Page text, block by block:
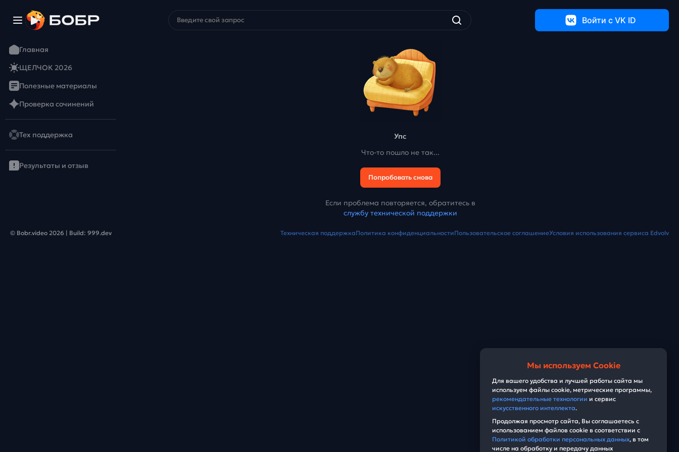
Войти c VK ID
Главная
ЩЕЛЧОК 2026
Полезные материалы
Проверка сочинений
Тех поддержка
Результаты и отзыв
Упс
Что-то пошло не так...
Попробовать снова
Если проблема повторяется, обратитесь в
службу технической поддержки
© Bobr.video 2026 | Build: 999.dev Техническая поддержкаПолитика конфиденциальностиПользовательское соглашениеУсловия использования сервиса Edvolv
Мы используем Cookie
Для вашего удобства и лучшей работы сайта мы
используем файлы cookie, метрические программы,
рекомендательные технологии и сервис
искусственного интеллекта.
Продолжая просмотр сайта, Вы соглашаетесь с
использованием файлов cookie в соответствии с
Политикой обработки персональных данных, в том
числе на обработку и передачу данных